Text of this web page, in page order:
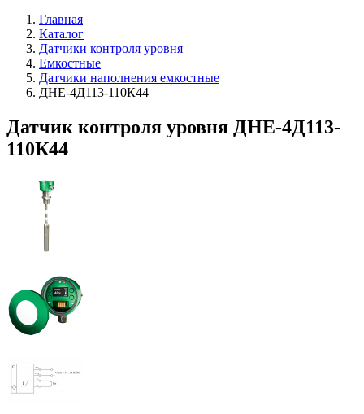
Главная
Каталог
Датчики контроля уровня
Емкостные
Датчики наполнения емкостные
ДНЕ-4Д113-110К44
Датчик контроля уровня ДНЕ-4Д113-
110К44